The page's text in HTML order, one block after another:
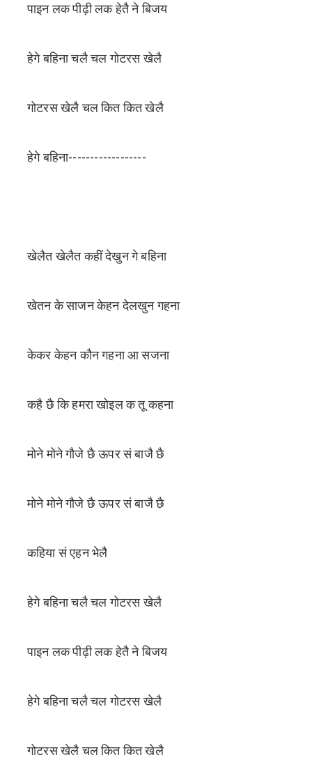
पाइन लक पीढ़ी लक हेतै ने बिजय
हेगे बहिना चलै चल गोटरस खेलै
गोटरस खेलै चल कित कित खेलै
हेगे बहिना------------------
खेलैत खेलैत कहीं देखुन गे बहिना
खेतन के साजन केहन देलखुन गहना
केकर केहन कौन गहना आ सजना
कहै छै कि हमरा खोइल क तू कहना
मोने मोने गौजे छै ऊपर सं बाजै छै
मोने मोने गौजे छै ऊपर सं बाजै छै
कहिया सं एहन भेलै
हेगे बहिना चलै चल गोटरस खेलै
पाइन लक पीढ़ी लक हेतै ने बिजय
हेगे बहिना चलै चल गोटरस खेलै
गोटरस खेलै चल कित कित खेलै